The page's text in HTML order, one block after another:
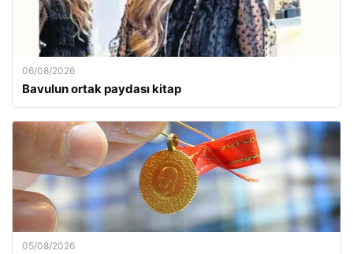
06/08/2026
Bavulun ortak paydası kitap
05/08/2026